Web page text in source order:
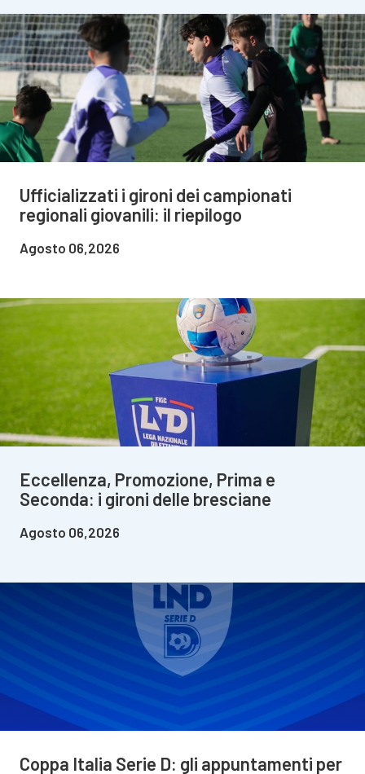
Ufficializzati i gironi dei campionati
regionali giovanili: il riepilogo
Agosto 06,2026
Eccellenza, Promozione, Prima e
Seconda: i gironi delle bresciane
Agosto 06,2026
Coppa Italia Serie D: gli appuntamenti per